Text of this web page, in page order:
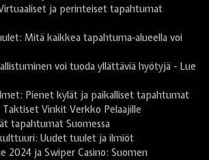
ja perinteiset tapahtumat
Mitä kaikkea tapahtuma-alueella voi
voi tuoda yllättäviä hyötyjä - Lue
Pienet kylät ja paikalliset tapahtumat
Vinkit Verkko Pelaajille
tapahtumat Suomessa
Uudet tuulet ja ilmiöt
2024 ja Swiper Casino: Suomen